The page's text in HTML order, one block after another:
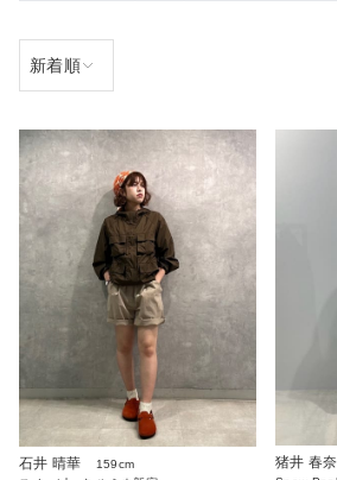
石井 晴華
159cm
猪井 春奈